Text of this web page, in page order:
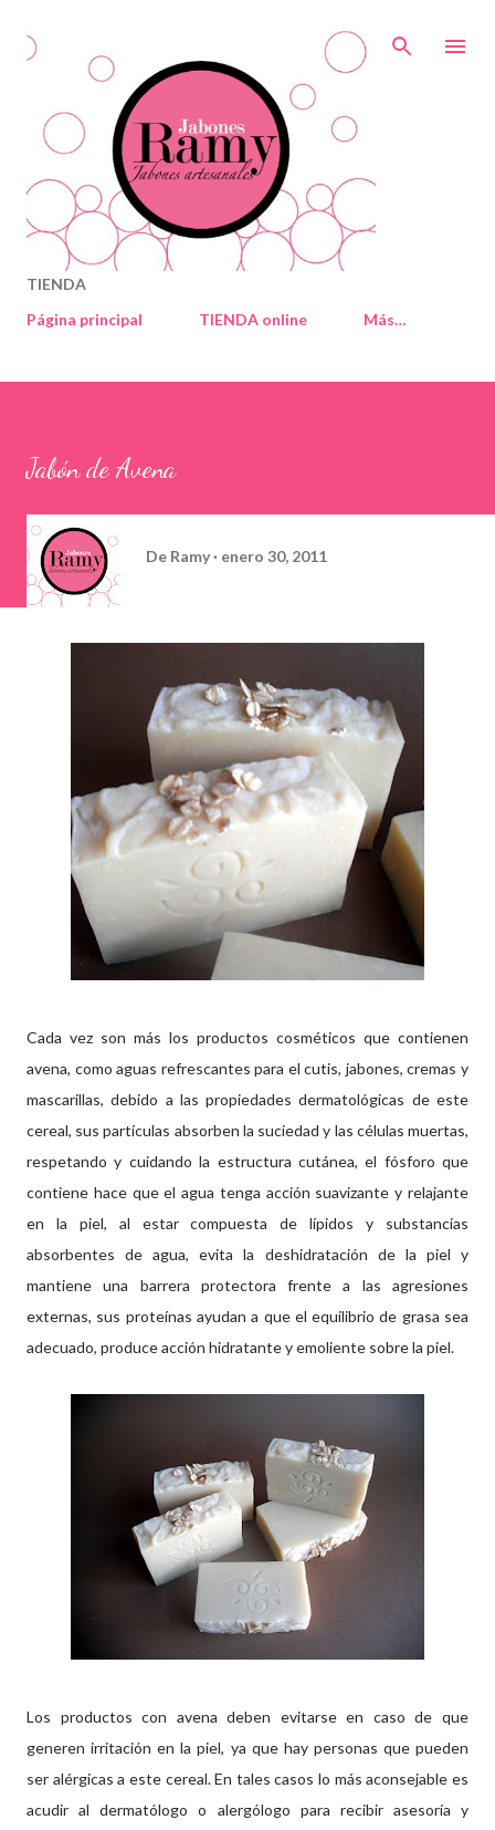
TIENDA
Página principal
TIENDA online Más…
Jabón de Avena
De Ramy enero 30, 2011
Cada vez son más los productos cosméticos que contienen
avena, como aguas refrescantes para el cutis, jabones, cremas y
mascarillas, debido a las propiedades dermatológicas de este
cereal, sus partículas absorben la suciedad y las células muertas,
respetando y cuidando la estructura cutánea, el fósforo que
contiene hace que el agua tenga acción suavizante y relajante
en la piel, al estar compuesta de lípidos y substancias
absorbentes de agua, evita la deshidratación de la piel y
mantiene una barrera protectora frente a las agresiones
externas, sus proteínas ayudan a que el equilibrio de grasa sea
adecuado, produce acción hidratante y emoliente sobre la piel.
Los productos con avena deben evitarse en caso de que
generen irritación en la piel, ya que hay personas que pueden
ser alérgicas a este cereal. En tales casos lo más aconsejable es
acudir al dermatólogo o alergólogo para recibir asesoría y